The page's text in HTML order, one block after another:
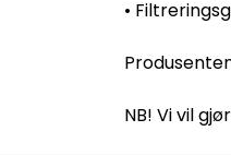
•
NB! Vi vil